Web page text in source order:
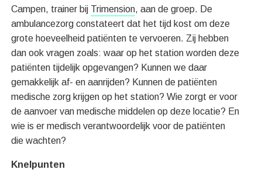
Campen, trainer bij Trimension, aan de groep. De
ambulancezorg constateert dat het tijd kost om deze
grote hoeveelheid patiënten te vervoeren. Zij hebben
dan ook vragen zoals: waar op het station worden deze
patiënten tijdelijk opgevangen? Kunnen we daar
gemakkelijk af- en aanrijden? Kunnen de patiënten
medische zorg krijgen op het station? Wie zorgt er voor
de aanvoer van medische middelen op deze locatie? En
wie is er medisch verantwoordelijk voor de patiënten
die wachten?
Knelpunten